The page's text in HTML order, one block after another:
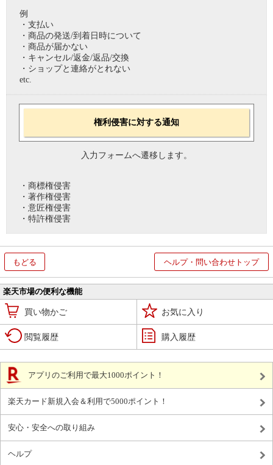
例
・支払い
・商品の発送/到着日時について
・商品が届かない
・キャンセル/返金/返品/交換
・ショップと連絡がとれない
etc.
権利侵害に対する通知
入力フォームへ遷移します。
・商標権侵害
・著作権侵害
・意匠権侵害
・特許権侵害
もどる ヘルプ・問い合わせトップ
楽天市場の便利な機能
買い物かご お気に入り
閲覧履歴 購入履歴
アプリのご利用で最大1000ポイント！
楽天カード新規入会＆利用で5000ポイント！
安心・安全への取り組み
ヘルプ